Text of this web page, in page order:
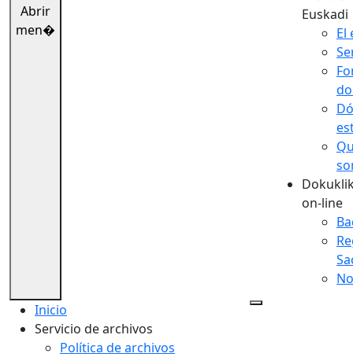
Abrir
men�
Euskadi
El
on-line
Inicio
Servicio de archivos
Política de archivos